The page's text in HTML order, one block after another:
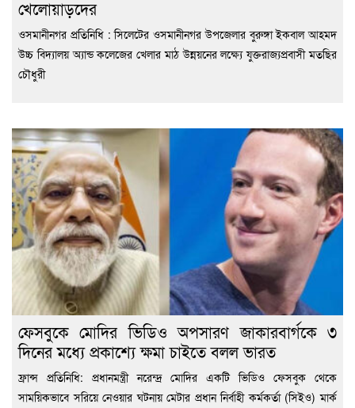
খেলোয়াড়দের
ওসমানীনগর প্রতিনিধি : সিলেটের ওসমানীনগর উপজেলার বুরুঙ্গা ইকবাল আহমদ
উচ্চ বিদ্যালয় অ্যান্ড কলেজের খেলার মাঠ উন্নয়নের লক্ষ্যে যুক্তরাজ্যপ্রবাসী মতছির
চৌধুরী
ফেসবুকে মোদির ভিডিও অপসারণ জাকারবার্গকে ৩
দিনের মধ্যে প্রকাশ্যে ক্ষমা চাইতে বলল ভারত
ফ্রান্স প্রতিনিধি: প্রধানমন্ত্রী নরেন্দ্র মোদির একটি ভিডিও ফেসবুক থেকে
সাময়িকভাবে সরিয়ে নেওয়ার ঘটনায় মেটার প্রধান নির্বাহী কর্মকর্তা (সিইও) মার্ক